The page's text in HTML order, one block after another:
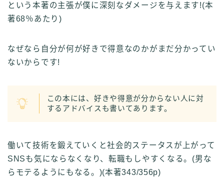
という本著の主張が僕に深刻なダメージを与えます!(本
著68％あたり)
なぜなら自分が何が好きで得意なのかがまだ分かってい
ないからです!
この本には、好きや得意が分からない人に対
するアドバイスも書いてあります。
働いて技術を鍛えていくと社会的ステータスが上がって
SNSも気にならなくなり、転職もしやすくなる。(男な
らモテるようにもなる。)(本著343/356p)